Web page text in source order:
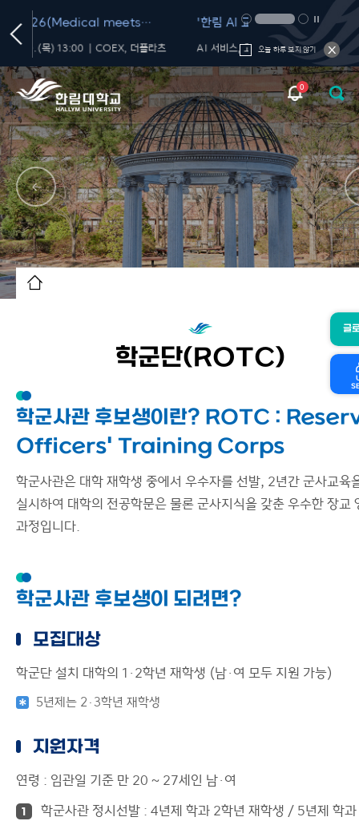
'한림 AI 교육 포털' OPEN
AI 서비스, 교육 프로그램, 활용 가이드, 커뮤니티를 한 곳에서!
생성형 AI 올인원
서비스' OPEN
오늘 하루 보지 않기
0
글
학군단(ROTC)
학군사관 후보생이란? ROTC :
Officers' Training Corps
학군사관은 대학 재학생 중에서 우수자를 선발, 2년간 군사교육
실시하여 대학의 전공학문은 물론 군사지식을 갖춘 우수한 장교
과정입니다.
학군사관 후보생이 되려면?
모집대상
학군단 설치 대학의 1·2학년 재학생 (남·여 모두 지원 가능)
5년제는 2·3학년 재학생
지원자격
연령 : 임관일 기준 만 20 ~ 27세인 남·여
1
학군사관 정시선발 : 4년제 학과 2학년 재학생 / 5년제 학과